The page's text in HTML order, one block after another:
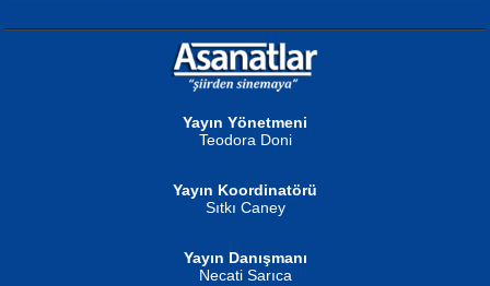
NURAN KÖSE BAYDAR
Ben Deniz Değilim ki...
Yayın Yönetmeni
Teodora Doni
Yayın Koordinatörü
Sıtkı Caney
Yayın Danışmanı
Necati Sarıca